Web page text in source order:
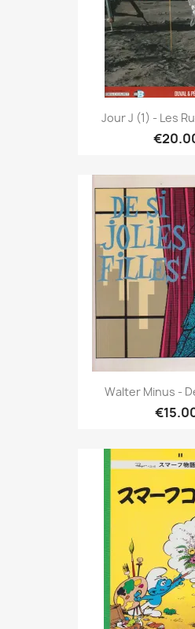
Jour J (1) - Les
Walter Minus -